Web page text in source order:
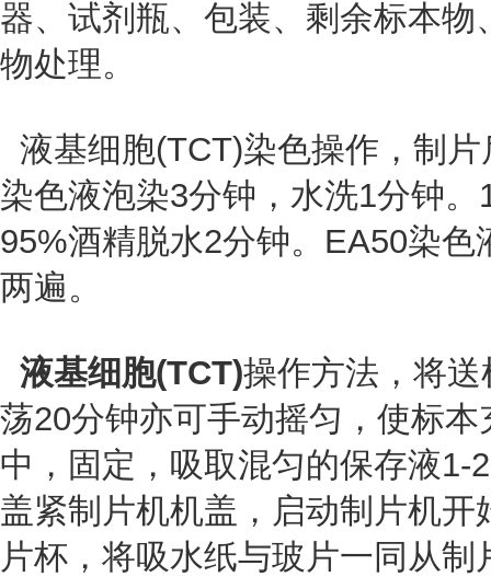
器、试剂瓶、包装、剩余标本
物处理。
液基细胞(TCT)染色操作，制
染色液泡染3分钟，水洗1分钟
95%酒精脱水2分钟。EA50染
两遍。
液基细胞(TCT)操作方法，将
荡20分钟亦可手动摇匀，使标
中，固定，吸取混匀的保存液1-
盖紧制片机机盖，启动制片机
片杯，将吸水纸与玻片一同从